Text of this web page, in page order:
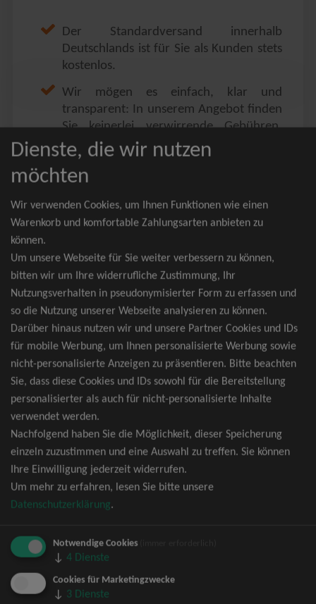
Der Standardversand innerhalb
Deutschlands ist für Sie als Kunden stets
kostenlos.
Wir mögen es einfach, klar und
transparent: In unserem Angebot finden
Sie keinerlei verwirrende Gebühren,
Zusatzangebote oder ähnliches.
Sie erhalten ausschließlich
zusammenhängende Sitzplätze, welche
nach der Bestplatzbuchung vergeben
werden.
wider Erwarten doch nicht verfügbar
sein, erhalten Sie von uns Tickets für die
nächst bessere Kategorie. Und das
kostenfrei und völlig automatisch.
TOP-Events
André Rieu Tickets
David Garrett Tickets
Andrea Berg Tickets
Backstreet Boys Tickets
Unheilig Tickets
Santiano Tickets
Bryan Adams Tickets
Andreas Gabalier Tickets
Die Fantastischen Vier Tickets
Herbert Grönemeyer Tickets
Dienste, die wir nutzen
möchten
Wir verwenden Cookies, um Ihnen Funktionen wie einen
Warenkorb und komfortable Zahlungsarten anbieten zu
können.
Um unsere Webseite für Sie weiter verbessern zu können,
bitten wir um Ihre widerrufliche Zustimmung, Ihr
Nutzungsverhalten in pseudonymisierter Form zu erfassen und
so die Nutzung unserer Webseite analysieren zu können.
Darüber hinaus nutzen wir und unsere Partner Cookies und IDs
für mobile Werbung, um Ihnen personalisierte Werbung sowie
nicht-personalisierte Anzeigen zu präsentieren. Bitte beachten
Sie, dass diese Cookies und IDs sowohl für die Bereitstellung
personalisierter als auch für nicht-personalisierte Inhalte
verwendet werden.
Nachfolgend haben Sie die Möglichkeit, dieser Speicherung
einzeln zuzustimmen und eine Auswahl zu treffen. Sie können
Ihre Einwilligung jederzeit widerrufen.
Um mehr zu erfahren, lesen Sie bitte unsere
Datenschutzerklärung.
Notwendige Cookies
↓ 4 Dienste
Cookies für Marketingzwecke
↓ 3 Dienste